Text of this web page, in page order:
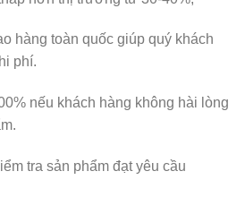
hàng toàn quốc giúp quý khách
phí.
nếu khách hàng không hài lòng
tra sản phẩm đạt yêu cầu